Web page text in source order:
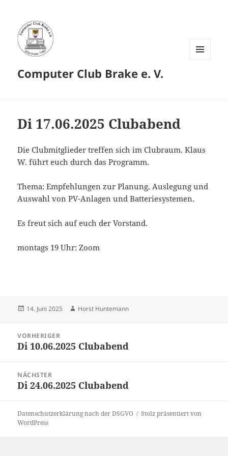
Computer Club Brake e. V.
Di 17.06.2025 Clubabend
Die Clubmitglieder treffen sich im Clubraum. Klaus
W. führt euch durch das Programm.
Thema: Empfehlungen zur Planung, Auslegung und
Auswahl von PV-Anlagen und Batteriesystemen.
Es freut sich auf euch der Vorstand.
montags 19 Uhr: Zoom
Veröffentlicht
14. Juni 2025 Autor
Horst Huntemann
VORHERIGER
Vorheriger
Di 10.06.2025 Clubabend
NÄCHSTER
Nächster
Di 24.06.2025 Clubabend
Datenschutzerklärung nach der DSGVO
Stolz präsentiert von
WordPress